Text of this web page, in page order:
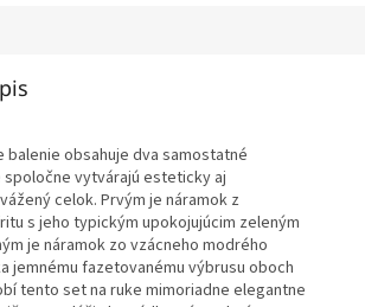
balenie obsahuje dva samostatné
vytvárajú esteticky aj
celok. Prvým je náramok z
s jeho typickým upokojujúcim zeleným
je náramok zo vzácneho modrého
jemnému fazetovanému výbrusu oboch
tento set na ruke mimoriadne elegantne